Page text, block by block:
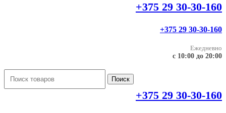
+375 29 30-30-160
+375 29 30-30-160
Ежедневно
с 10:00 до 20:00
Поиск
+375 29 30-30-160